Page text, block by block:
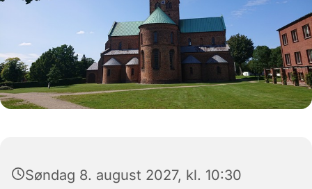
Søndag 8. august 2027, kl. 10:30